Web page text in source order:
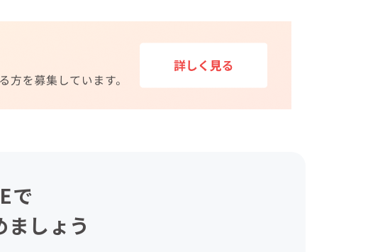
で
しょう